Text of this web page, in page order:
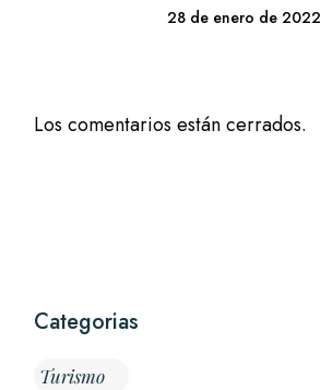
28 de enero de 2022
Los comentarios están cerrados.
Categorias
Turismo